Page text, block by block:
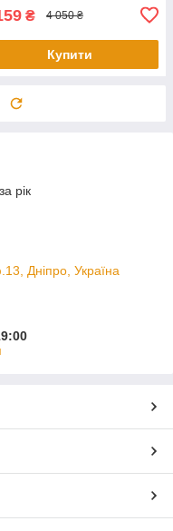
₴ 4 050 ₴
Купити
рік
Дніпро, Україна